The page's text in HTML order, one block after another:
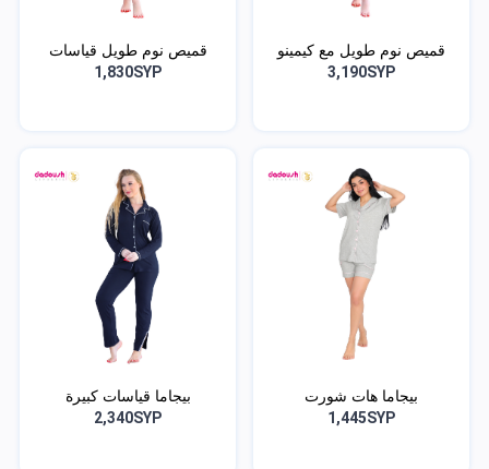
قميص نوم طويل مع كيمينو
3,190SYP
قميص نوم طويل قياسات
كب...
1,830SYP
بيجاما هات شورت
1,445SYP
بيجاما قياسات كبيرة
2,340SYP